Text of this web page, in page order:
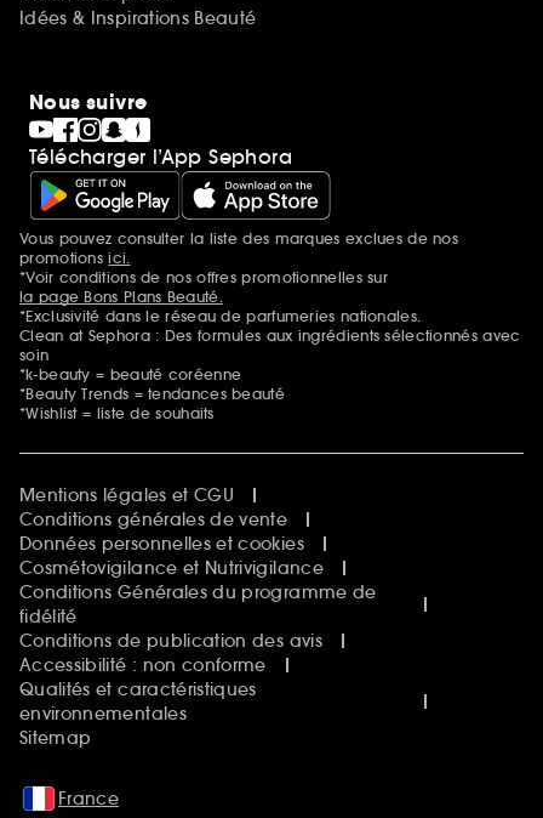
Idées & Inspirations Beauté
Nous suivre
Télécharger l’App Sephora
Mentions additionnelles
Vous pouvez consulter la liste des marques exclues de nos
promotionsici.
*Voir conditions de nos offres promotionnelles sur
la page Bons Plans Beauté.
*Exclusivité dans le réseau de parfumeries nationales.
Clean at Sephora : Des formules aux ingrédients sélectionnés avec
soin
*k-beauty = beauté coréenne
*Beauty Trends = tendances beauté
*Wishlist = liste de souhaits
Mentions légales et CGU
Conditions générales de vente
Données personnelles et cookies
Cosmétovigilance et Nutrivigilance
Conditions Générales du programme de
fidélité
Conditions de publication des avis
Accessibilité : non conforme
Qualités et caractéristiques
environnementales
Sitemap
France